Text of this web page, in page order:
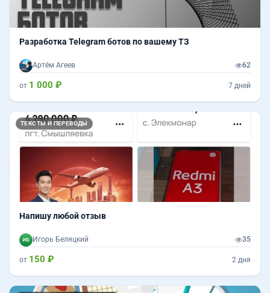
Разработка Telegram ботов по вашему ТЗ
Артём Агеев 62
от 1 000 ₽ 7 дней
ТЕКСТЫ И ПЕРЕВОДЫ
Напишу любой отзыв
Игорь Беляцкий 35
от 150 ₽ 2 дня